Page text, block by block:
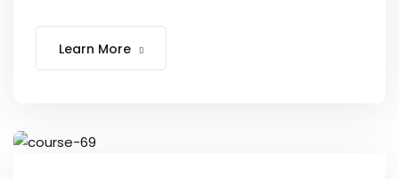
Learn More